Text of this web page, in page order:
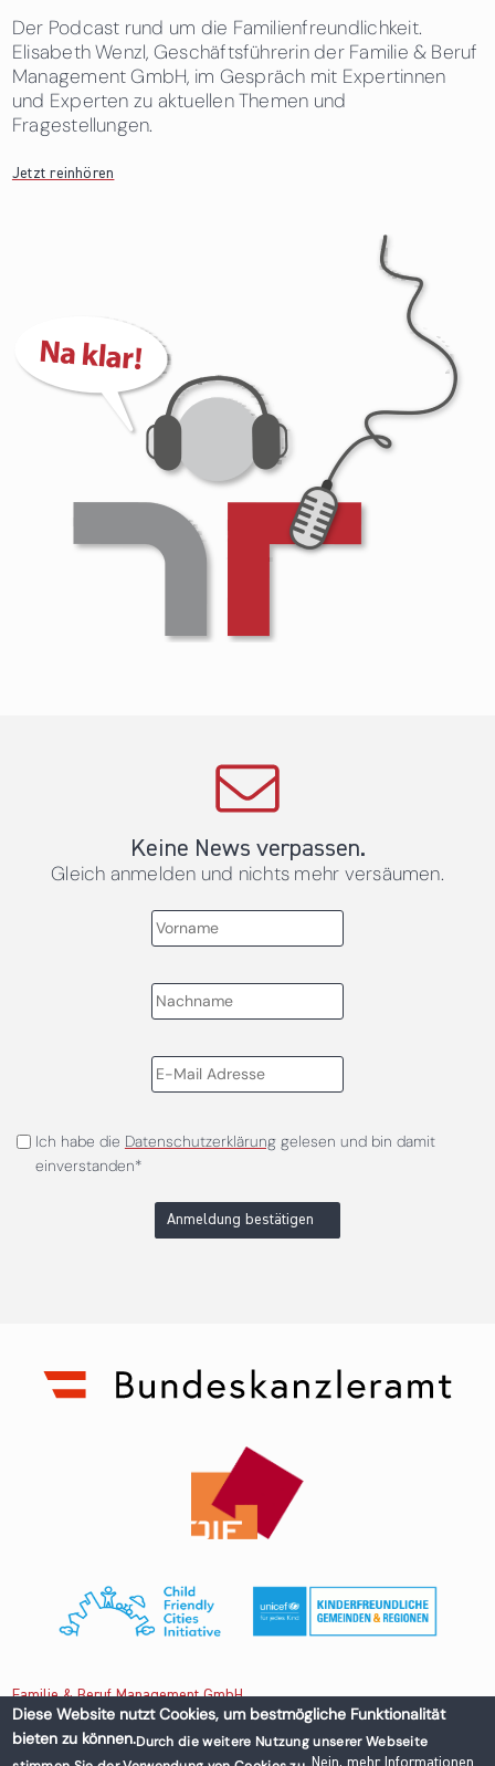
Der Podcast rund um die Familienfreundlichkeit.
Elisabeth Wenzl, Geschäftsführerin der Familie & Beruf
Management GmbH, im Gespräch mit Expertinnen
und Experten zu aktuellen Themen und
Fragestellungen.
Jetzt reinhören
Keine News verpassen.
Gleich anmelden und nichts mehr versäumen.
Ich habe die Datenschutzerklärunggelesen und bin damit
einverstanden*
Anmeldung bestätigen
Familie & Beruf Management GmbH
Untere Donaustraße 13-15/3 1020 Wien, Austria
Diese Website nutzt Cookies, um bestmögliche Funktionalität
bieten zu können.Durch die weitere Nutzung unserer Webseite
Nein, mehr Informationen